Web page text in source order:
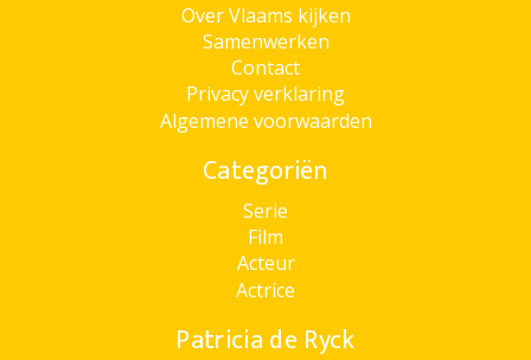
Over Vlaams kijken
Samenwerken
Contact
Privacy verklaring
Algemene voorwaarden
Categoriën
Serie
Film
Acteur
Actrice
Patricia de Ryck